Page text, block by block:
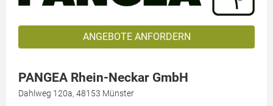
ANGEBOTE ANFORDERN
PANGEA Rhein-Neckar GmbH
Dahlweg 120a, 48153 Münster